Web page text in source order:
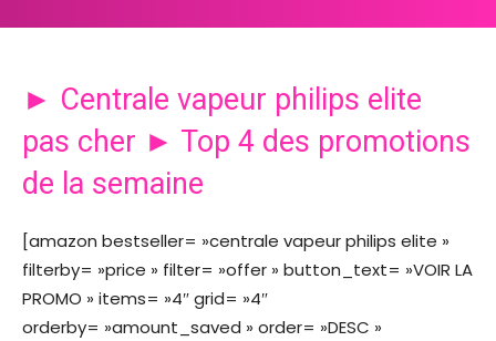
► Centrale vapeur philips elite
pas cher ► Top 4 des promotions
de la semaine
[amazon bestseller= »centrale vapeur philips elite »
filterby= »price » filter= »offer » button_text= »VOIR LA
PROMO » items= »4″ grid= »4″
orderby= »amount_saved » order= »DESC »